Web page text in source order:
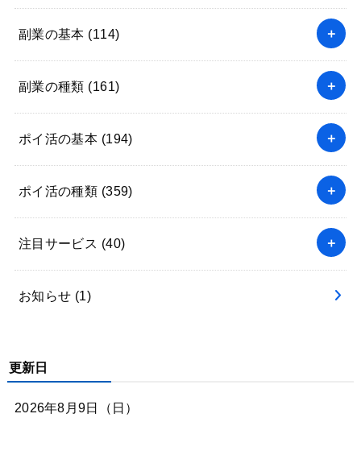
副業の基本 (114)
副業の種類 (161)
ポイ活の基本 (194)
ポイ活の種類 (359)
注目サービス (40)
お知らせ (1)
更新日
2026年8月9日（日）